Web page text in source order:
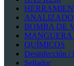
BOMBA DE
QUÍMICOS
Desinfección /
Sellador